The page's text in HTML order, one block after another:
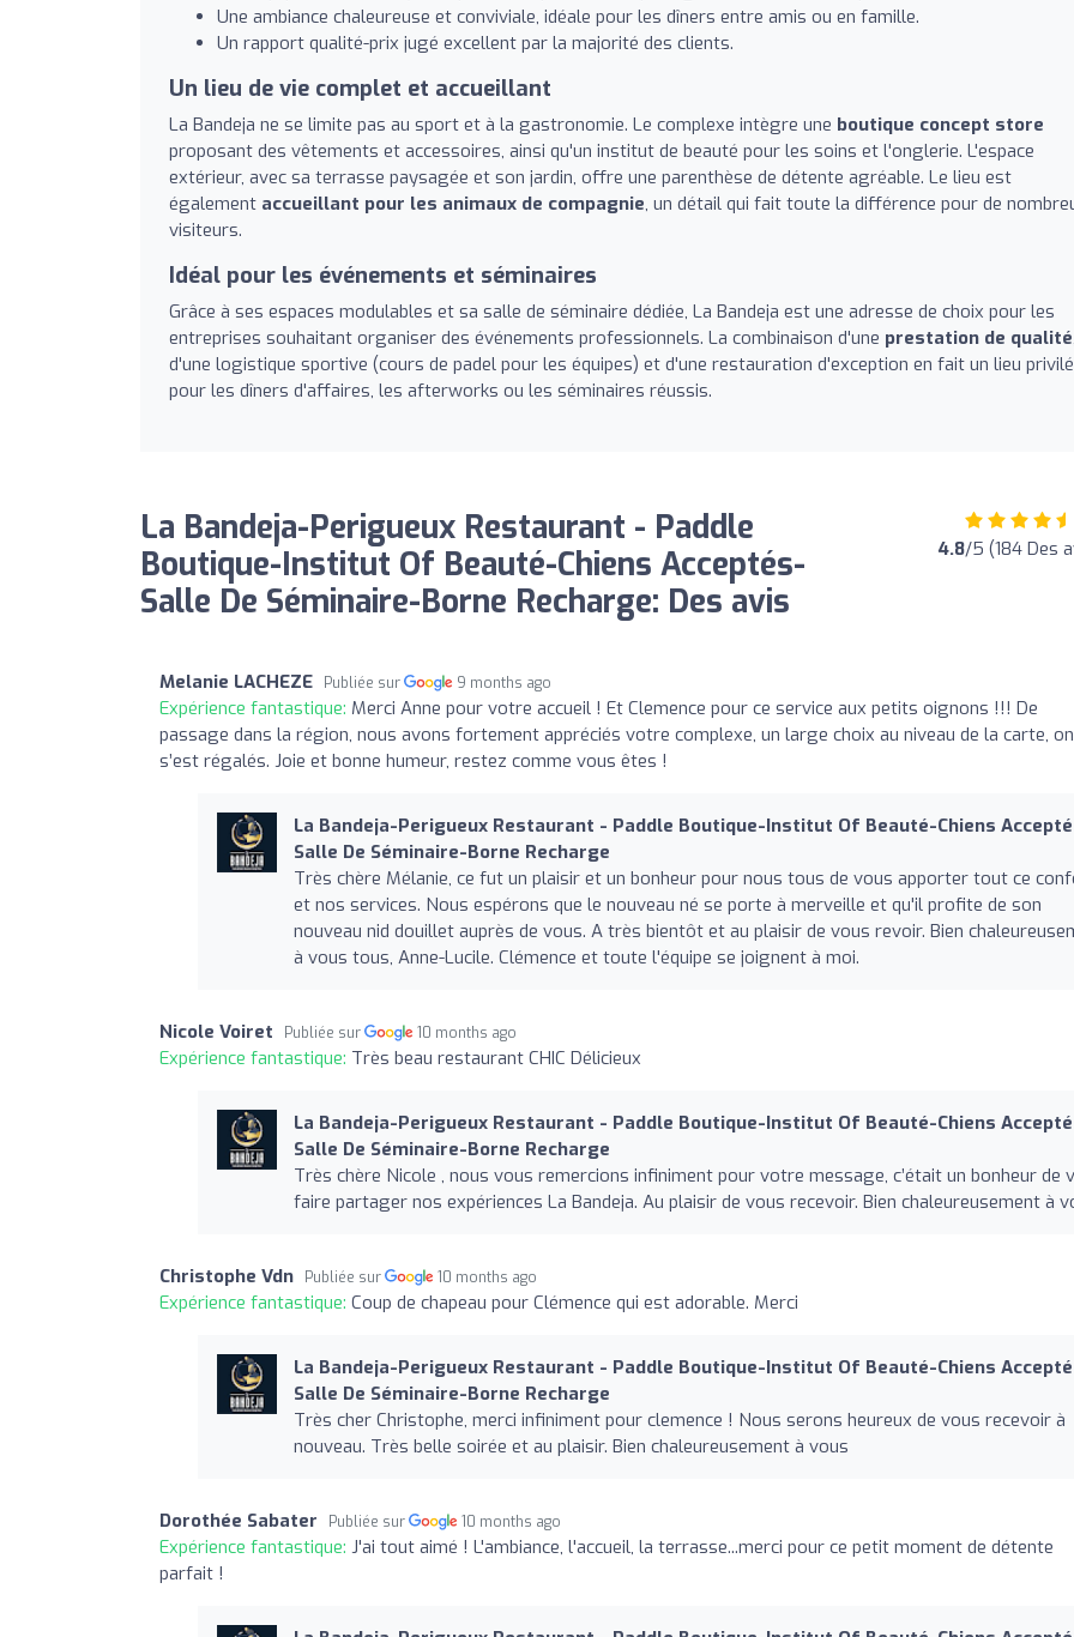
Une ambiance chaleureuse et conviviale, idéale pour les dîners entre amis ou en famille.
Un rapport qualité-prix jugé excellent par la majorité des clients.
Un lieu de vie complet et accueillant
La Bandeja ne se limite pas au sport et à la gastronomie. Le complexe intègre une boutique concept store
proposant des vêtements et accessoires, ainsi qu'un institut de beauté pour les soins et l'onglerie. L'espace
extérieur, avec sa terrasse paysagée et son jardin, offre une parenthèse de détente agréable. Le lieu est
également accueillant pour les animaux de compagnie, un détail qui fait toute la différence pour de
visiteurs.
Idéal pour les événements et séminaires
Grâce à ses espaces modulables et sa salle de séminaire dédiée, La Bandeja est une adresse de choix pour les
entreprises souhaitant organiser des événements professionnels. La combinaison d'une prestation de qualité
d'une logistique sportive (cours de padel pour les équipes) et d'une restauration d'exception en fait un lieu
pour les dîners d'affaires, les afterworks ou les séminaires réussis.
La Bandeja-Perigueux Restaurant - Paddle
Boutique-Institut Of Beauté-Chiens Acceptés-
Salle De Séminaire-Borne Recharge: Des avis
4.8/5 (184 Des
Melanie LACHEZE Publiée sur 9 months ago
Expérience fantastique: Merci Anne pour votre accueil ! Et Clemence pour ce service aux petits oignons !!! De
passage dans la région, nous avons fortement appréciés votre complexe, un large choix au niveau de la carte, on
s’est régalés. Joie et bonne humeur, restez comme vous êtes !
La Bandeja-Perigueux Restaurant - Paddle Boutique-Institut Of Beauté-Chiens
Salle De Séminaire-Borne Recharge
Très chère Mélanie, ce fut un plaisir et un bonheur pour nous tous de vous apporter tout ce
et nos services. Nous espérons que le nouveau né se porte à merveille et qu'il profite de son
nouveau nid douillet auprès de vous. A très bientôt et au plaisir de vous revoir. Bien
à vous tous, Anne-Lucile. Clémence et toute l'équipe se joignent à moi.
Nicole Voiret Publiée sur 10 months ago
Expérience fantastique: Très beau restaurant CHIC Délicieux
La Bandeja-Perigueux Restaurant - Paddle Boutique-Institut Of Beauté-Chiens
Salle De Séminaire-Borne Recharge
Très chère Nicole , nous vous remercions infiniment pour votre message, c’était un bonheur de
faire partager nos expériences La Bandeja. Au plaisir de vous recevoir. Bien chaleureusement à
Christophe Vdn Publiée sur 10 months ago
Expérience fantastique: Coup de chapeau pour Clémence qui est adorable. Merci
La Bandeja-Perigueux Restaurant - Paddle Boutique-Institut Of Beauté-Chiens
Salle De Séminaire-Borne Recharge
Très cher Christophe, merci infiniment pour clemence ! Nous serons heureux de vous recevoir à
nouveau. Très belle soirée et au plaisir. Bien chaleureusement à vous
Dorothée Sabater Publiée sur 10 months ago
Expérience fantastique: J'ai tout aimé ! L'ambiance, l'accueil, la terrasse...merci pour ce petit moment de détente
parfait !